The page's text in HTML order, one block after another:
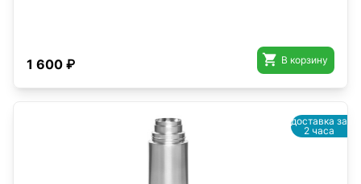
1 600 ₽  В корзину
доставка за
2 часа